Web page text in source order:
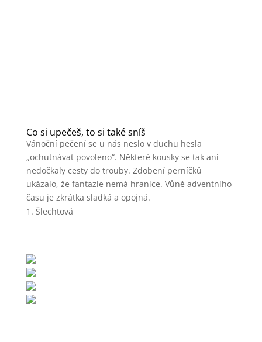
Co si upečeš, to si také sníš
Vánoční pečení se u nás neslo v duchu hesla
„ochutnávat povoleno“. Některé kousky se tak ani
nedočkaly cesty do trouby. Zdobení perníčků
ukázalo, že fantazie nemá hranice. Vůně adventního
času je zkrátka sladká a opojná.
Šlechtová